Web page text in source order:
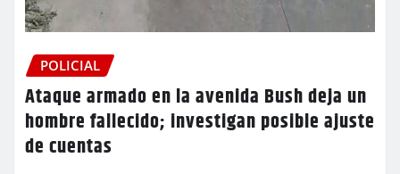
POLICIAL
Ataque armado en la avenida Bush deja un
hombre fallecido; investigan posible ajuste
de cuentas